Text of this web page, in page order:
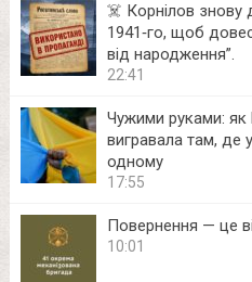
☠️ Корнілов знову
1941‑го, щоб
від народження”.
22:41
Чужими руками: як
вигравала там, де
одному
17:55
Повернення — це
10:01